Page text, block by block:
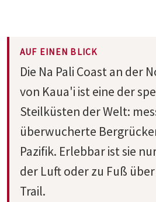
AUF EINEN BLICK
Die Na Pali Coast an der
von Kaua'i ist eine der
Steilküsten der Welt:
überwucherte
Pazifik. Erlebbar ist sie
der Luft oder zu Fuß
Trail.